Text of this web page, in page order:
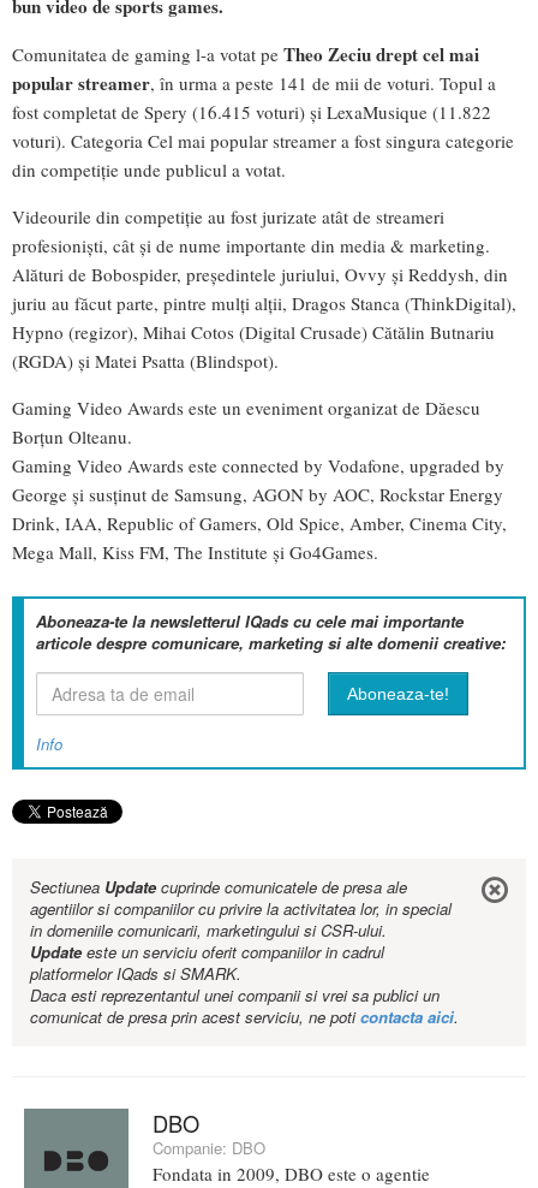
bun video de sports games.
Comunitatea de gaming l-a votat pe Theo Zeciudrept cel mai
popular streamer, în urma a peste 141 de mii de voturi. Topul a
fost completat de Spery (16.415 voturi) și LexaMusique (11.822
voturi). Categoria Cel mai popular streamer a fost singura categorie
din competiție unde publicul a votat.
Videourile din competiție au fost jurizate atât de streameri
profesioniști, cât și de nume importante din media & marketing.
Alături de Bobospider, președintele juriului, Ovvy și Reddysh, din
juriu au făcut parte, pintre mulți alții, Dragos Stanca (ThinkDigital),
Hypno (regizor), Mihai Cotos (Digital Crusade) Cătălin Butnariu
(RGDA) și Matei Psatta (Blindspot).
Gaming Video Awards este un eveniment organizat de Dăescu
Borțun Olteanu.
Gaming Video Awards este connected by Vodafone, upgraded by
George și susținut de Samsung, AGON by AOC, Rockstar Energy
Drink, IAA, Republic of Gamers, Old Spice, Amber, Cinema City,
Mega Mall, Kiss FM, The Institute și Go4Games.
Aboneaza-te la newsletterul IQads cu cele mai importante
articole despre comunicare, marketing si alte domenii creative:
Info
Sectiunea Updatecuprinde comunicatele de presa ale
agentiilor si companiilor cu privire la activitatea lor, in special
in domeniile comunicarii, marketingului si CSR-ului.
Updateeste un serviciu oferit companiilor in cadrul
platformelor IQads si SMARK.
Daca esti reprezentantul unei companii si vrei sa publici un
comunicat de presa prin acest serviciu, ne poticontacta aici.
DBO
Companie: DBO
Fondata in 2009, DBO este o agentie